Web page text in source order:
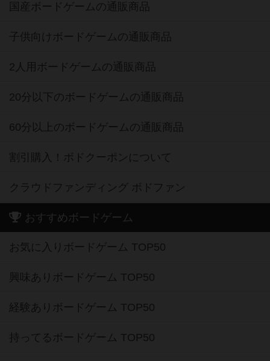
国産ボードゲームの通販商品
子供向けボードゲームの通販商品
2人用ボードゲームの通販商品
20分以下のボードゲームの通販商品
60分以上のボードゲームの通販商品
割引購入！ボドクーポンについて
クラウドファンディング ボドファン
おすすめボードゲーム
お気に入りボードゲーム TOP50
興味ありボードゲーム TOP50
経験ありボードゲーム TOP50
持ってるボードゲーム TOP50